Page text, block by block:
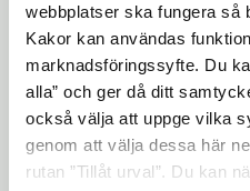
webbplatser ska fungera så
Kakor kan användas
marknadsföringssyfte. Du
alla” och ger då ditt
också välja att uppge vilka
genom att välja dessa här
rutan ”Tillåt urval”. Du kan
12.Svar på motion av
med rubriken "Kasta
gångtunneln"Öppna
i
nytt
fönster
13. Stadsdirektören
14. Meddelanden